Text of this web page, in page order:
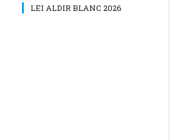
LEI ALDIR BLANC 2026